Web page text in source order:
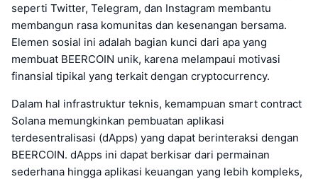
seperti Twitter, Telegram, dan Instagram membantu
membangun rasa komunitas dan kesenangan bersama.
Elemen sosial ini adalah bagian kunci dari apa yang
membuat BEERCOIN unik, karena melampaui motivasi
finansial tipikal yang terkait dengan cryptocurrency.
Dalam hal infrastruktur teknis, kemampuan smart contract
Solana memungkinkan pembuatan aplikasi
terdesentralisasi (dApps) yang dapat berinteraksi dengan
BEERCOIN. dApps ini dapat berkisar dari permainan
sederhana hingga aplikasi keuangan yang lebih kompleks,